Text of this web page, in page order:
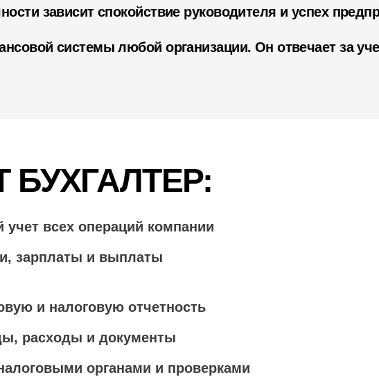
зависит спокойствие руководителя и успех
системы любой организации. Он отвечает за
БУХГАЛТЕР:
учет всех операций компании
зарплаты и выплаты
и налоговую отчетность
расходы и документы
органами и проверками